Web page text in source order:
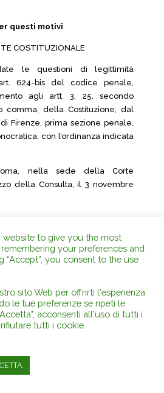
questi motivi
COSTITUZIONALE
le questioni di legittimità
624-bis del codice penale,
agli artt. 3, 25, secondo
comma, della Costituzione, dal
Firenze, prima sezione penale,
con l’ordinanza indicata
nella sede della Corte
della Consulta, il 3 novembre
Presidente
Redattore
il 22 dicembre 2025
website to give you the most
your preferences and
“Accept”, you consent to the use
sito Web per offrirti l'esperienza
le tue preferenze se ripeti le
acconsenti all'uso di tutti i
tutti i cookie.